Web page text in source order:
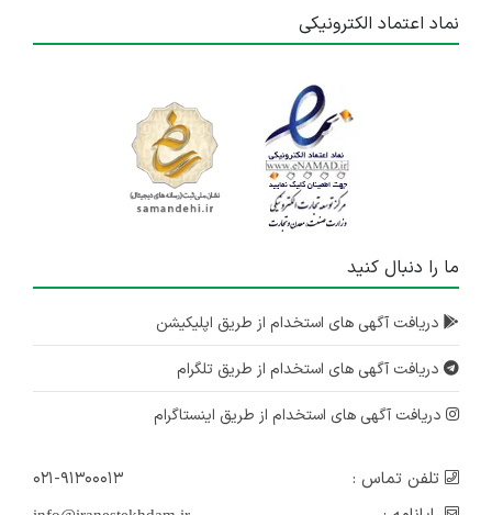
نماد اعتماد الکترونیکی
ما را دنبال کنید
دریافت آگهی های استخدام از طریق اپلیکیشن
دریافت آگهی های استخدام از طریق تلگرام
دریافت آگهی های استخدام از طریق اینستاگرام
تلفن تماس :
۰۲۱-۹۱۳۰۰۰۱۳